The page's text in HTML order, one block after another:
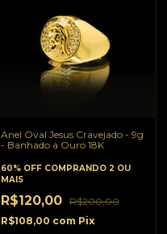
Anel Oval Jesus Cravejado - 9g
- Banhado a Ouro 18K
60% OFF COMPRANDO 2 OU
MAIS
R$120,00 R$200,00
R$108,00 com Pix